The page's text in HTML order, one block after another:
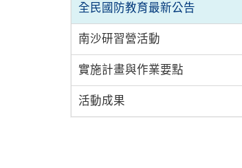
全民國防教育最新公告
南沙研習營活動
實施計畫與作業要點
活動成果